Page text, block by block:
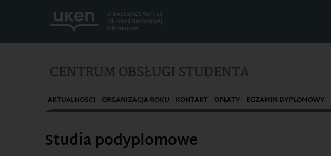
Uniwersytet Komisji
Edukacji Narodowej
w Krakowie
CENTRUM OBSŁUGI STUDENTA
AKTUALNOŚCI ORGANIZACJA ROKU KONTAKT OPŁATY EGZAMIN DYPLOMOWY
Studia podyplomowe